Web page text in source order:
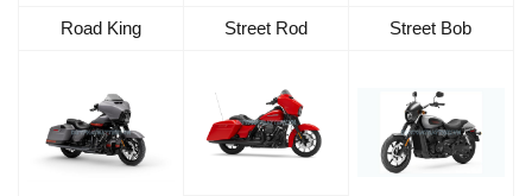
Road King Street Rod Street Bob